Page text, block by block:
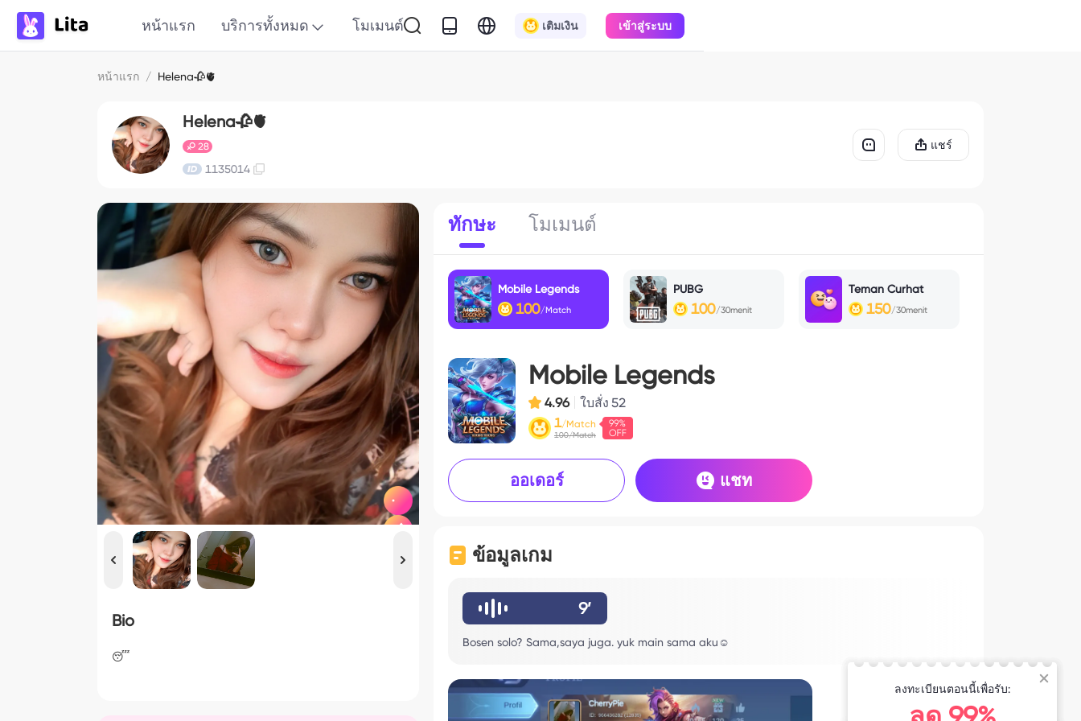
หน้าแรก บริการทั้งหมด โมเมนต์ เติมเงิน เข้าสู่ระบบ
หน้าแรก / Helena🥀🫀
Helena🥀🫀
28
1135014
แชร์
Bio
😴
ทักษะ โมเมนต์
Mobile Legends
100/Match
PUBG
100/30menit
Teman Curhat
150/30menit
Mobile Legends
4.96 ใบสั่ง 52
1/Match
100/Match
ออเดอร์ แชท
ข้อมูลเกม
9’
Bosen solo? Sama,saya juga. yuk main sama aku☺
ลงทะเบียนตอนนี้เพื่อรับ: